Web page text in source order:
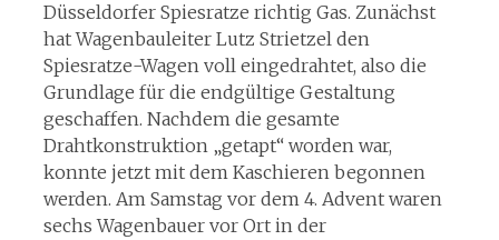
Düsseldorfer Spiesratze richtig Gas. Zunächst
hat Wagenbauleiter Lutz Strietzel den
Spiesratze-Wagen voll eingedrahtet, also die
Grundlage für die endgültige Gestaltung
geschaffen. Nachdem die gesamte
Drahtkonstruktion „getapt“ worden war,
konnte jetzt mit dem Kaschieren begonnen
werden. Am Samstag vor dem 4. Advent waren
sechs Wagenbauer vor Ort in der